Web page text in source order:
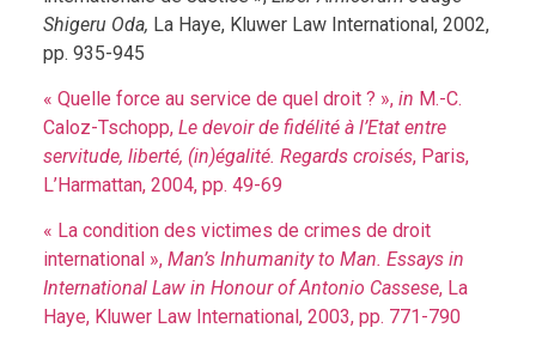
Shigeru Oda, La Haye, Kluwer Law International, 2002,
pp. 935-945
« Quelle force au service de quel droit ? », in M.-C.
Caloz-Tschopp, Le devoir de fidélité à l’Etat entre
servitude, liberté, (in)égalité. Regards croisés, Paris,
L’Harmattan, 2004, pp. 49-69
« La condition des victimes de crimes de droit
international », Man’s Inhumanity to Man. Essays in
International Law in Honour of Antonio Cassese, La
Haye, Kluwer Law International, 2003, pp. 771-790